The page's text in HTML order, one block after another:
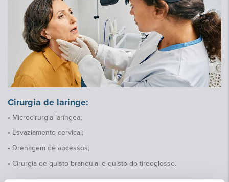
Cirurgia de laringe:
• Microcirurgia laríngea;
• Esvaziamento cervical;
• Drenagem de abcessos;
• Cirurgia de quisto branquial e quisto do tireoglosso.